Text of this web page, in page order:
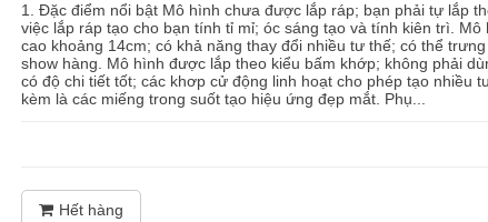
1. Đặc điểm nổi bật Mô hình chưa được lắp ráp; bạn phải tự lắp
việc lắp ráp tạo cho bạn tính tỉ mỉ; óc sáng tạo và tính kiên trì. Mô
cao khoảng 14cm; có khả năng thay đổi nhiều tư thế; có thể
show hàng. Mô hình được lắp theo kiểu bấm khớp; không phải
có độ chi tiết tốt; các khơp cử động linh hoạt cho phép tạo nhiều
kèm là các miếng trong suốt tạo hiệu ứng đẹp mắt. Phụ...
Hết hàng